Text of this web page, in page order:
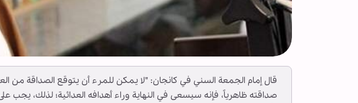
قال إمام الجمعة السني في كانجان: "لا يمكن للمرء أن يتوقع الصداقة من
صداقته ظاهرياً، فإنه سيسعى في النهاية وراء أهدافه العدائية؛ لذلك،